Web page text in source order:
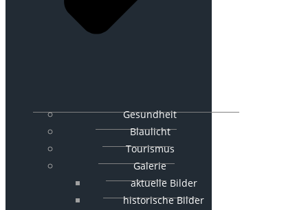
Gesundheit
Blaulicht
Tourismus
Galerie
aktuelle Bilder
historische Bilder